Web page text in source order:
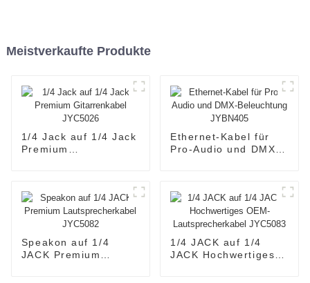
Meistverkaufte Produkte
1/4 Jack auf 1/4 Jack
Premium
Ethernet-Kabel für
Pro-Audio und DMX-
Speakon auf 1/4
JACK Premium
1/4 JACK auf 1/4
JACK Hochwertiges